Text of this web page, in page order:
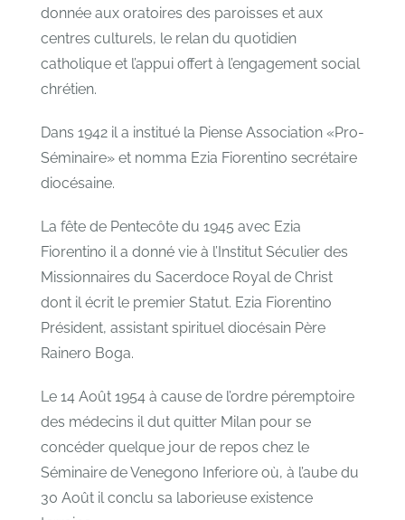
donnée aux oratoires des paroisses et aux
centres culturels, le relan du quotidien
catholique et l’appui offert à l’engagement social
chrétien.
Dans 1942 il a institué la Piense Association «Pro-
Séminaire» et nomma Ezia Fiorentino secrétaire
diocésaine.
La fête de Pentecȏte du 1945 avec Ezia
Fiorentino il a donné vie à l’Institut Séculier des
Missionnaires du Sacerdoce Royal de Christ
dont il écrit le premier Statut. Ezia Fiorentino
Président, assistant spirituel diocésain Père
Rainero Boga.
Le 14 Août 1954 à cause de l’ordre péremptoire
des médecins il dut quitter Milan pour se
concéder quelque jour de repos chez le
Séminaire de Venegono Inferiore où, à l’aube du
30 Août il conclu sa laborieuse existence